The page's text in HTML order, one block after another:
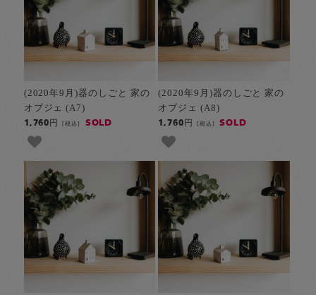
(2020年9月)器のしごと 家の
オブジェ (A7)
1,760円[税込] SOLD
(2020年9月)器のしごと 家の
オブジェ (A8)
1,760円 [税込] SOLD